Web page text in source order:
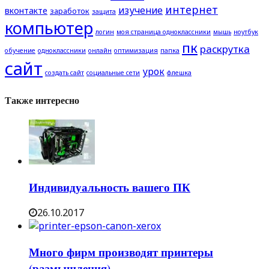
вконтакте заработок защита изучение интернет
компьютер логин моя страница одноклассники мышь ноутбук
обучение одноклассники онлайн оптимизация папка пк раскрутка
сайт создать сайт социальные сети урок флешка
Также интересно
Индивидуальность вашего ПК
26.10.2017
Много фирм производят принтеры